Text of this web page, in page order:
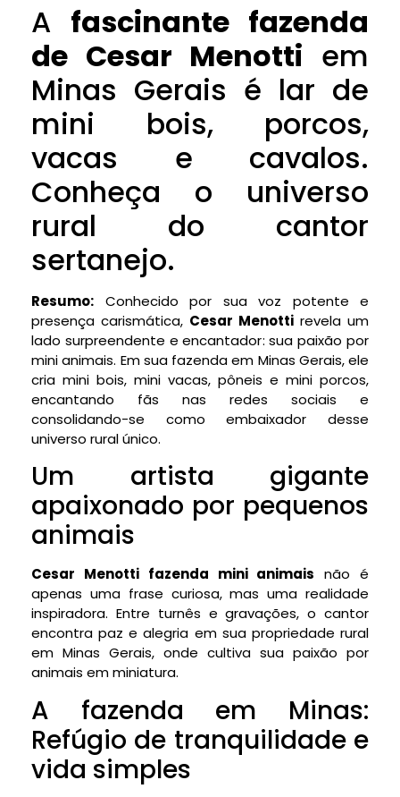
A fascinante fazenda
de Cesar Menotti em
Minas Gerais é lar de
mini bois, porcos,
vacas e cavalos.
Conheça o universo
rural do cantor
sertanejo.
Resumo: Conhecido por sua voz potente e
presença carismática, Cesar Menotti revela um
lado surpreendente e encantador: sua paixão por
mini animais. Em sua fazenda em Minas Gerais, ele
cria mini bois, mini vacas, pôneis e mini porcos,
encantando fãs nas redes sociais e
consolidando-se como embaixador desse
universo rural único.
Um artista gigante
apaixonado por pequenos
animais
Cesar Menotti fazenda mini animais não é
apenas uma frase curiosa, mas uma realidade
inspiradora. Entre turnês e gravações, o cantor
encontra paz e alegria em sua propriedade rural
em Minas Gerais, onde cultiva sua paixão por
animais em miniatura.
A fazenda em Minas:
Refúgio de tranquilidade e
vida simples